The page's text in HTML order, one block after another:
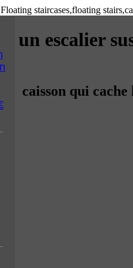
staircases,floating
un escalier
caisson qui